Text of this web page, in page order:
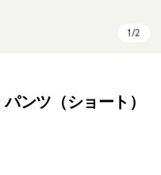
ンツ（ショート）